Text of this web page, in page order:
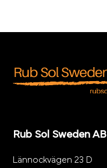
Rub Sol Sweden AB
Lännockvägen 23 D